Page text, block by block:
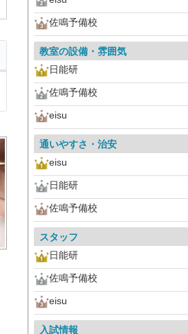
佐鳴予備校
教室の設備・雰囲気
日能研
佐鳴予備校
eisu
通いやすさ・治安
eisu
日能研
佐鳴予備校
スタッフ
日能研
佐鳴予備校
eisu
入試情報